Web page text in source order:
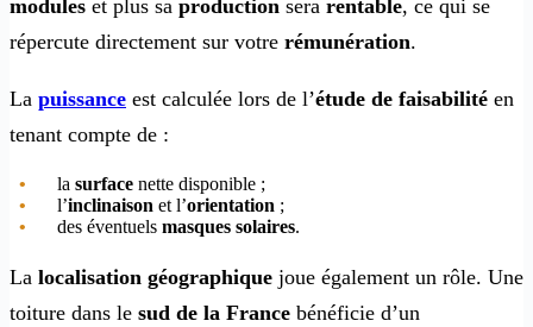
modules et plus sa production sera rentable, ce qui se
répercute directement sur votre rémunération.
La puissance est calculée lors de l’étude de faisabilité en
tenant compte de :
la surface nette disponible ;
l’inclinaison et l’orientation ;
des éventuels masques solaires.
La localisation géographique joue également un rôle. Une
toiture dans le sud de la France bénéficie d’un